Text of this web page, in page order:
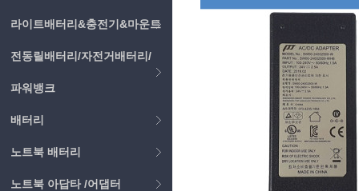
라이트배터리&충전기&마운트
전동릴배터리/자전거배터리/
파워뱅크
배터리
노트북 배터리
노트북 아답타 /어댑터